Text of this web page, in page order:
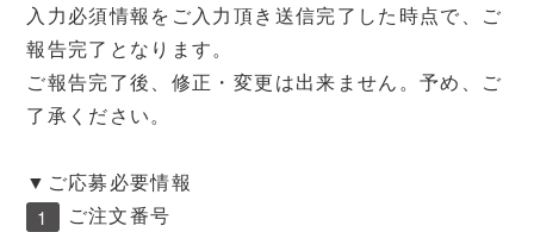
入力必須情報をご入力頂き送信完了した時点で、ご
報告完了となります。
ご報告完了後、修正・変更は出来ません。予め、ご
了承ください。
▼ご応募必要情報
1 ご注文番号